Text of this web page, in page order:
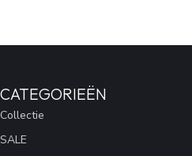
CATEGORIEËN
Collectie
SALE